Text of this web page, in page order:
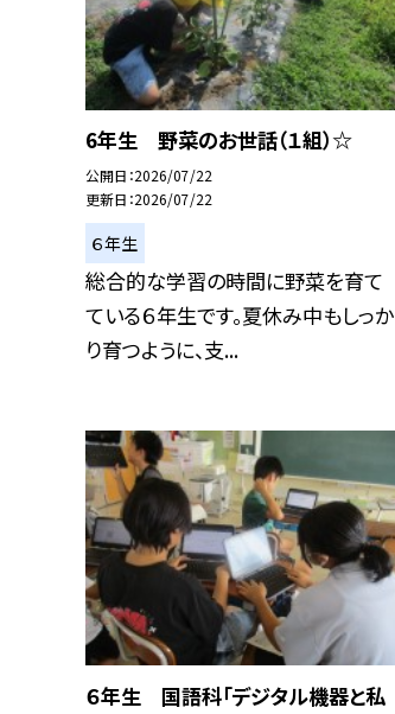
6年生 野菜のお世話（１組）☆
公開日 2026/07/22
更新日 2026/07/22
６年生
総合的な学習の時間に野菜を育て
ている６年生です。夏休み中もしっか
り育つように、支...
６年生 国語科「デジタル機器と私